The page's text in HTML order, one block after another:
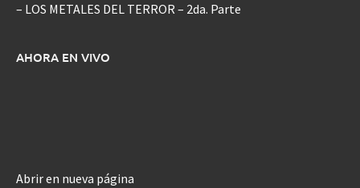
– LOS METALES DEL TERROR – 2da. Parte
AHORA EN VIVO
Abrir en nueva página